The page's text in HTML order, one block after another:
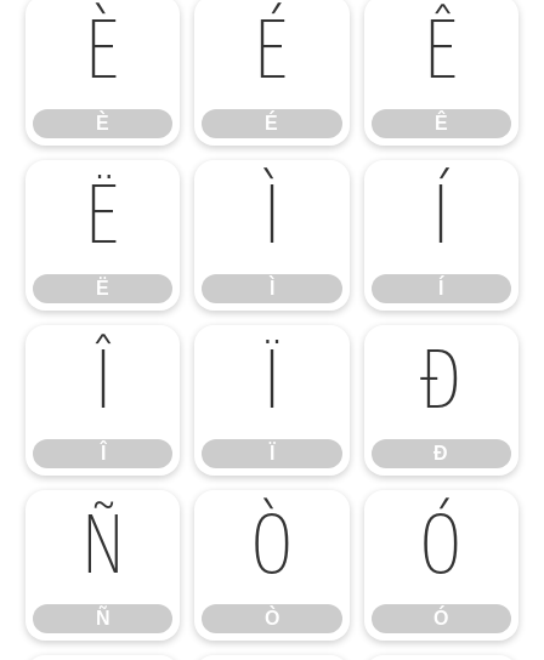
È
È
É
É
Ê
Ê
Ë
Ë
Ì Í
Î Ï Ð
Ð
Ñ
Ñ
Ò
Ò
Ó
Ó